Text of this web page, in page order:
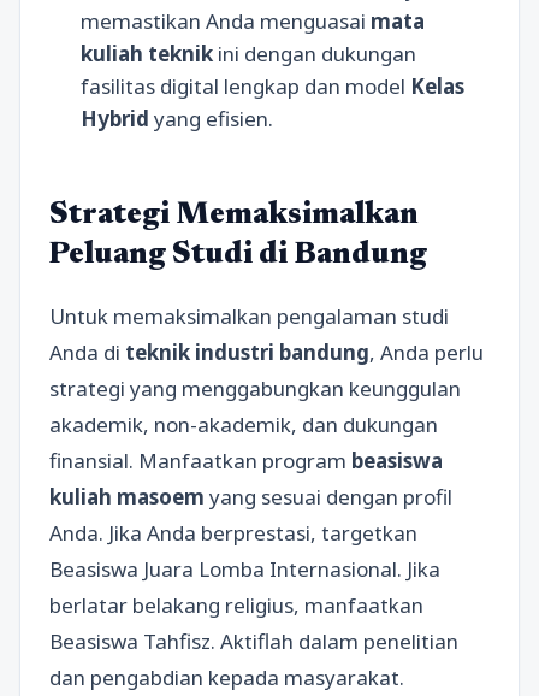
memastikan Anda menguasai mata
kuliah teknikini dengan dukungan
fasilitas digital lengkap dan model Kelas
Hybrid yang efisien.
Strategi Memaksimalkan
Peluang Studi di Bandung
Untuk memaksimalkan pengalaman studi
Anda di teknik industri bandung, Anda perlu
strategi yang menggabungkan keunggulan
akademik, non-akademik, dan dukungan
finansial. Manfaatkan program beasiswa
kuliah masoem yang sesuai dengan profil
Anda. Jika Anda berprestasi, targetkan
Beasiswa Juara Lomba Internasional. Jika
berlatar belakang religius, manfaatkan
Beasiswa Tahfisz. Aktiflah dalam penelitian
dan pengabdian kepada masyarakat.